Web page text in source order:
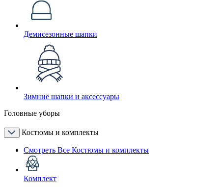
Демисезонные шапки
Зимние шапки и аксессуары
Головные уборы
Костюмы и комплекты
Смотреть Все Костюмы и комплекты
Комплект